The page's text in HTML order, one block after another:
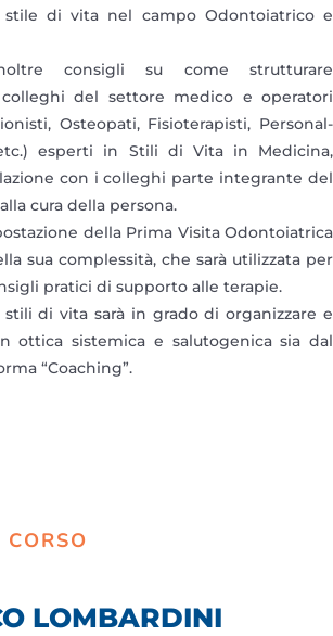
di vita nel campo Odontoiatrico e
consigli su come strutturare
del settore medico e operatori
Osteopati, Fisioterapisti, Personal-
esperti in Stili di Vita in Medicina,
con i colleghi parte integrante del
cura della persona.
della Prima Visita Odontoiatrica
sua complessità, che sarà utilizzata per
pratici di supporto alle terapie.
stili di vita sarà in grado di organizzare e
ottica sistemica e salutogenica sia dal
“Coaching”.
LOMBARDINI